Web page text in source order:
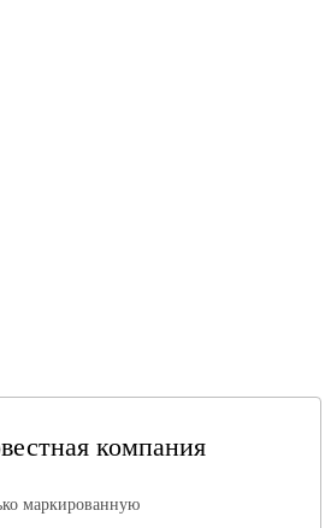
компания
маркированную